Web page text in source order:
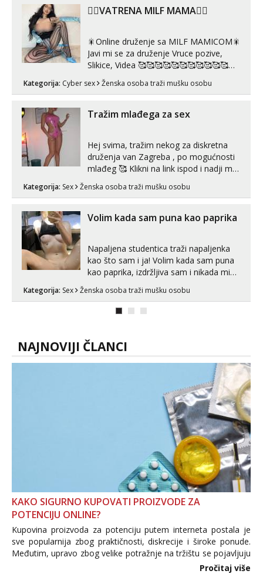
❤️‍🔥VATRENA MILF MAMA❤️‍🔥
🎇Online druženje sa MILF MAMICOM🎇
Javi mi se za druženje Vruce pozive,
Slikice, Videa 🥰🥰🥰🥰🥰🥰🥰🥰🥰🥰🥰🥰
🥰 Solo ili sa partnerom ili kolegicama
Javi mi se porukom WhatsApp ili
Telegram 👉@enafriedrichkis 🤬NE
RADIM SASTANKE I DRUZENJA UZIVO
Kategorija: Cyber sex Ženska osoba traži mušku osobu
Tražim mlađega za sex
Hej svima, tražim nekog za diskretna
druženja van Zagreba , po mogućnosti
mlađeg 🥰 Klikni na link ispod i nadji me
Kategorija: Sex Ženska osoba traži mušku osobu
Volim kada sam puna kao paprika
Napaljena studentica traži napaljenka
kao što sam i ja! Volim kada sam puna
kao paprika, izdržljiva sam i nikada mi
puta dnevno bilo kad i bilo gdje zato se
javi što prije da me isprobaš Klikni na
Kategorija: Sex Ženska osoba traži mušku osobu
NAJNOVIJI ČLANCI
KAKO SIGURNO KUPOVATI PROIZVODE ZA
POTENCIJU ONLINE?
Kupovina proizvoda za potenciju putem interneta postala je
sve popularnija zbog praktičnosti, diskrecije i široke ponude.
Međutim, upravo zbog velike potražnje na tržištu se pojavljuju
i brojni krivotvoreni proizvodi, nepouzdane internetske
Pročitaj više